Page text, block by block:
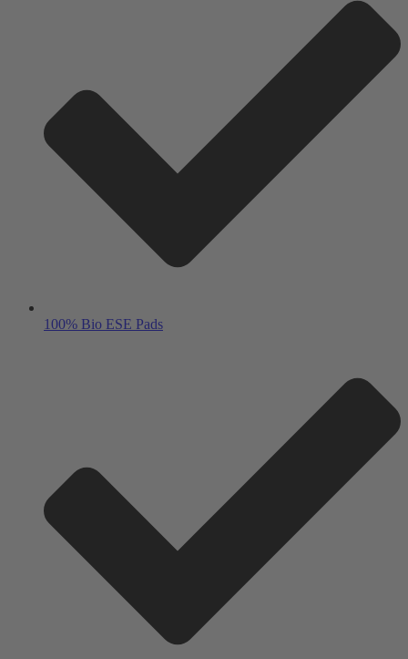
100% Bio ESE Pads